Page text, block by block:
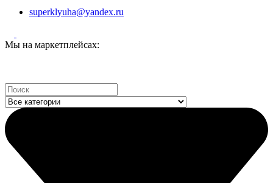
superklyuha@yandex.ru
Мы на маркетплейсах:
Search
...